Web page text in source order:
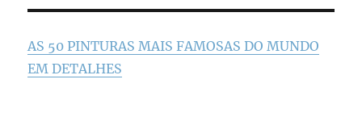
AS 50 PINTURAS MAIS FAMOSAS DO MUNDO
EM DETALHES